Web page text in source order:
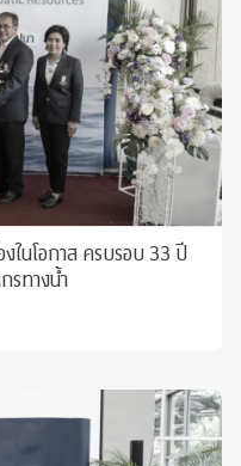
ในโอกาส ครบรอบ 33 ปี
รทางน้ำ